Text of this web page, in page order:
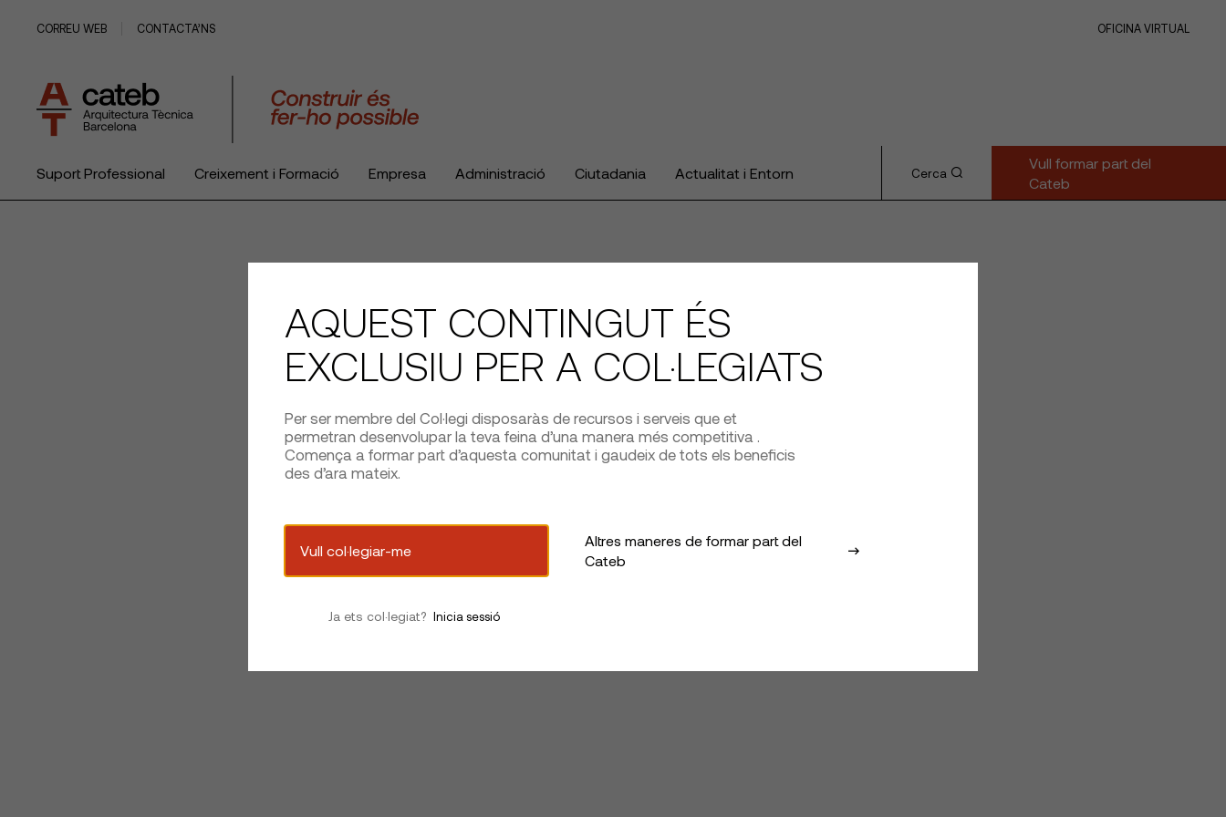
CORREU WEB CONTACTA’NS OFICINA VIRTUAL
Suport Professional Creixement i Formació Empresa Administració Ciutadania Actualitat i Entorn Cerca
Vull formar part del
Cateb
AQUEST CONTINGUT ÉS
EXCLUSIU PER A COL·LEGIATS
Per ser membre del Col·legi disposaràs de recursos i serveis que et
permetran desenvolupar la teva feina d’una manera més competitiva .
Comença a formar part d’aquesta comunitat i gaudeix de tots els beneficis
des d’ara mateix.
Vull col·legiar-me
Altres maneres de formar part del
Cateb
Ja ets col·legiat? Inicia sessió